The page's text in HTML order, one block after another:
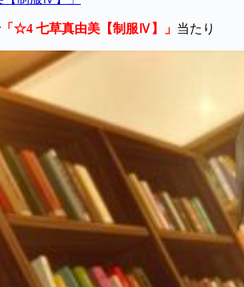
「☆4 七草真由美【制服Ⅳ】」 当たり